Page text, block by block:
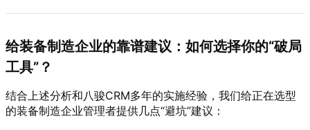
给装备制造企业的靠谱建议：如何选择你的“破局
工具”？
结合上述分析和八骏CRM多年的实施经验，我们给正在选型
的装备制造企业管理者提供几点“避坑”建议：